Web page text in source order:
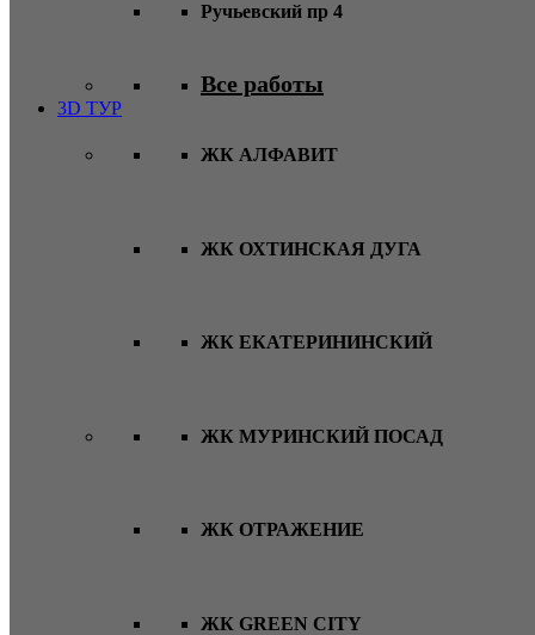
Ручьевский пр 4
Все работы
3D ТУР
ЖК АЛФАВИТ
ЖК ОХТИНСКАЯ ДУГА
ЖК ЕКАТЕРИНИНСКИЙ
ЖК МУРИНСКИЙ ПОСАД
ЖК ОТРАЖЕНИЕ
ЖК GREEN CITY